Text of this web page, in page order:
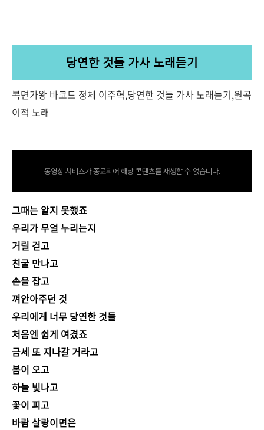
당연한 것들 가사 노래듣기
복면가왕 바코드 정체 이주혁,당연한 것들 가사 노래듣기,원곡
이적 노래
동영상 서비스가 종료되어 해당 콘텐츠를 재생할 수 없습니다.
그때는 알지 못했죠
우리가 무얼 누리는지
거릴 걷고
친굴 만나고
손을 잡고
껴안아주던 것
우리에게 너무 당연한 것들
처음엔 쉽게 여겼죠
금세 또 지나갈 거라고
봄이 오고
하늘 빛나고
꽃이 피고
바람 살랑이면은